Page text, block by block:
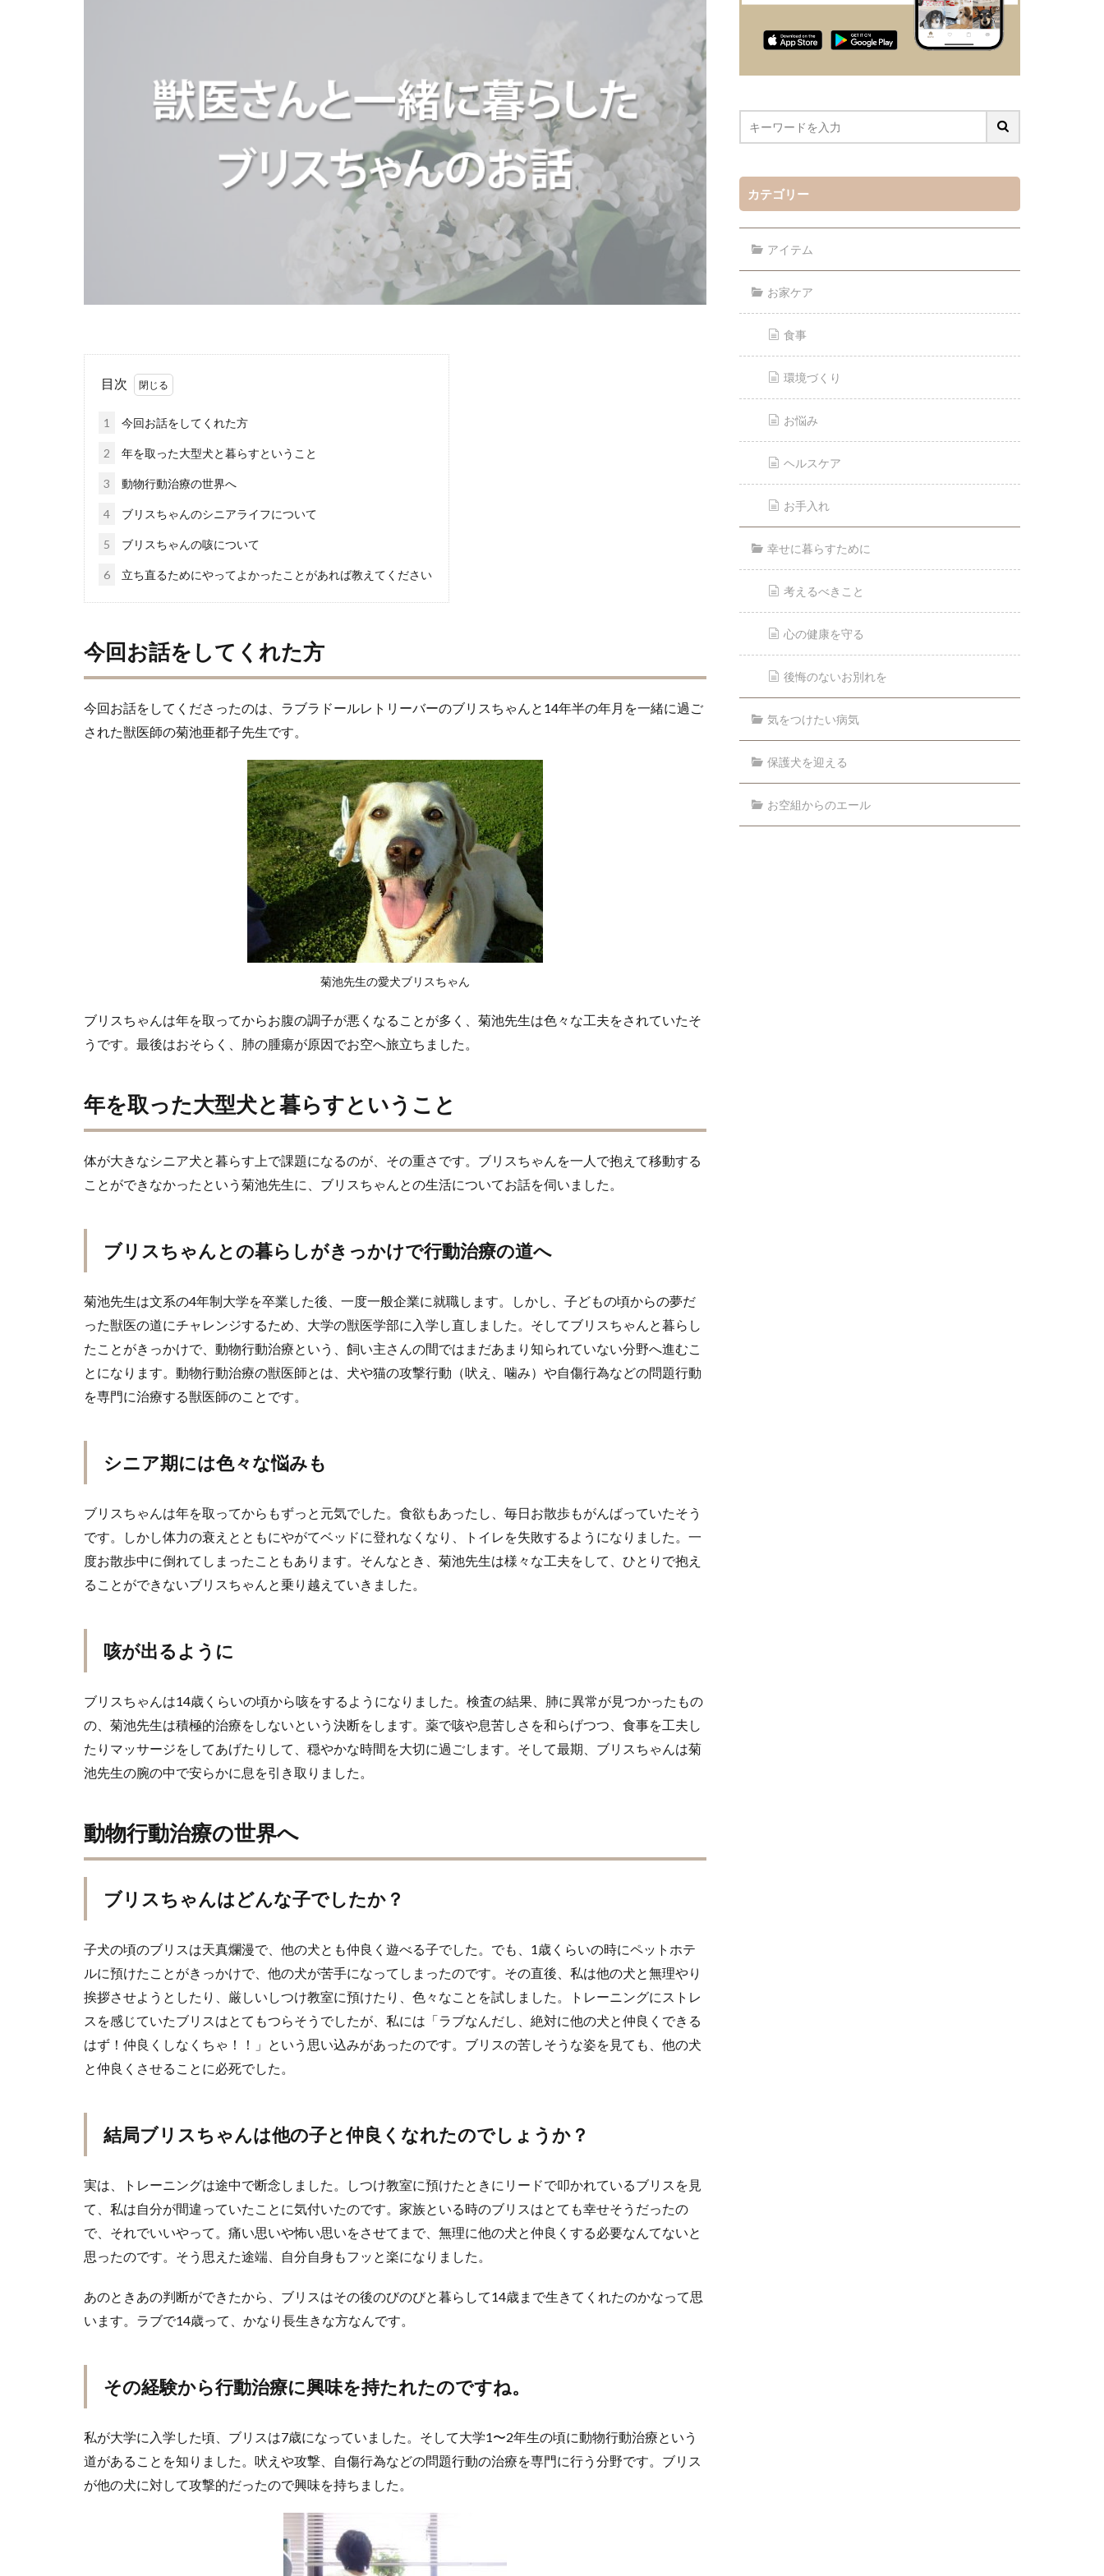
目次
1 今回お話をしてくれた方
2 年を取った大型犬と暮らすということ
3 動物行動治療の世界へ
4 ブリスちゃんのシニアライフについて
5 ブリスちゃんの咳について
6 立ち直るためにやってよかったことがあれば教えてください
今回お話をしてくれた方
今回お話をしてくださったのは、ラブラドールレトリーバーのブリスちゃんと14年半の年月を一緒に過ご
された獣医師の菊池亜都子先生です。
菊池先生の愛犬ブリスちゃん
ブリスちゃんは年を取ってからお腹の調子が悪くなることが多く、菊池先生は色々な工夫をされていたそ
うです。最後はおそらく、肺の腫瘍が原因でお空へ旅立ちました。
年を取った大型犬と暮らすということ
体が大きなシニア犬と暮らす上で課題になるのが、その重さです。ブリスちゃんを一人で抱えて移動する
ことができなかったという菊池先生に、ブリスちゃんとの生活についてお話を伺いました。
ブリスちゃんとの暮らしがきっかけで行動治療の道へ
菊池先生は文系の4年制大学を卒業した後、一度一般企業に就職します。しかし、子どもの頃からの夢だ
った獣医の道にチャレンジするため、大学の獣医学部に入学し直しました。そしてブリスちゃんと暮らし
たことがきっかけで、動物行動治療という、飼い主さんの間ではまだあまり知られていない分野へ進むこ
とになります。動物行動治療の獣医師とは、犬や猫の攻撃行動（吠え、噛み）や自傷行為などの問題行動
を専門に治療する獣医師のことです。
シニア期には色々な悩みも
ブリスちゃんは年を取ってからもずっと元気でした。食欲もあったし、毎日お散歩もがんばっていたそう
です。しかし体力の衰えとともにやがてベッドに登れなくなり、トイレを失敗するようになりました。一
度お散歩中に倒れてしまったこともあります。そんなとき、菊池先生は様々な工夫をして、ひとりで抱え
ることができないブリスちゃんと乗り越えていきました。
咳が出るように
ブリスちゃんは14歳くらいの頃から咳をするようになりました。検査の結果、肺に異常が見つかったもの
の、菊池先生は積極的治療をしないという決断をします。薬で咳や息苦しさを和らげつつ、食事を工夫し
たりマッサージをしてあげたりして、穏やかな時間を大切に過ごします。そして最期、ブリスちゃんは菊
池先生の腕の中で安らかに息を引き取りました。
動物行動治療の世界へ
ブリスちゃんはどんな子でしたか？
子犬の頃のブリスは天真爛漫で、他の犬とも仲良く遊べる子でした。でも、1歳くらいの時にペットホテ
ルに預けたことがきっかけで、他の犬が苦手になってしまったのです。その直後、私は他の犬と無理やり
挨拶させようとしたり、厳しいしつけ教室に預けたり、色々なことを試しました。トレーニングにストレ
スを感じていたブリスはとてもつらそうでしたが、私には「ラブなんだし、絶対に他の犬と仲良くできる
はず！仲良くしなくちゃ！！」という思い込みがあったのです。ブリスの苦しそうな姿を見ても、他の犬
と仲良くさせることに必死でした。
結局ブリスちゃんは他の子と仲良くなれたのでしょうか？
実は、トレーニングは途中で断念しました。しつけ教室に預けたときにリードで叩かれているブリスを見
て、私は自分が間違っていたことに気付いたのです。家族といる時のブリスはとても幸せそうだったの
で、それでいいやって。痛い思いや怖い思いをさせてまで、無理に他の犬と仲良くする必要なんてないと
思ったのです。そう思えた途端、自分自身もフッと楽になりました。
あのときあの判断ができたから、ブリスはその後のびのびと暮らして14歳まで生きてくれたのかなって思
います。ラブで14歳って、かなり長生きな方なんです。
その経験から行動治療に興味を持たれたのですね。
私が大学に入学した頃、ブリスは7歳になっていました。そして大学1〜2年生の頃に動物行動治療という
道があることを知りました。吠えや攻撃、自傷行為などの問題行動の治療を専門に行う分野です。ブリス
が他の犬に対して攻撃的だったので興味を持ちました。
カテゴリー
アイテム
お家ケア
食事
環境づくり
お悩み
ヘルスケア
お手入れ
幸せに暮らすために
考えるべきこと
心の健康を守る
後悔のないお別れを
気をつけたい病気
保護犬を迎える
お空組からのエール